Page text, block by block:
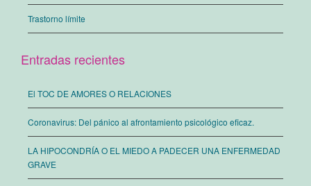
Trastorno límite
Entradas recientes
El TOC DE AMORES O RELACIONES
Coronavirus: Del pánico al afrontamiento psicológico eficaz.
LA HIPOCONDRÍA O EL MIEDO A PADECER UNA ENFERMEDAD
GRAVE